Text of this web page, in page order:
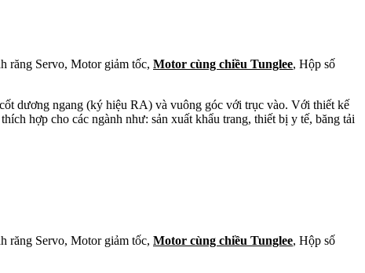
răng Servo, Motor giảm tốc, Motor cùng chiều Tunglee, Hộp số
dương ngang (ký hiệu RA) và vuông góc với trục vào. Với thiết kế
thích hợp cho các ngành như: sản xuất khẩu trang, thiết bị y tế, băng tải
răng Servo, Motor giảm tốc, Motor cùng chiều Tunglee, Hộp số